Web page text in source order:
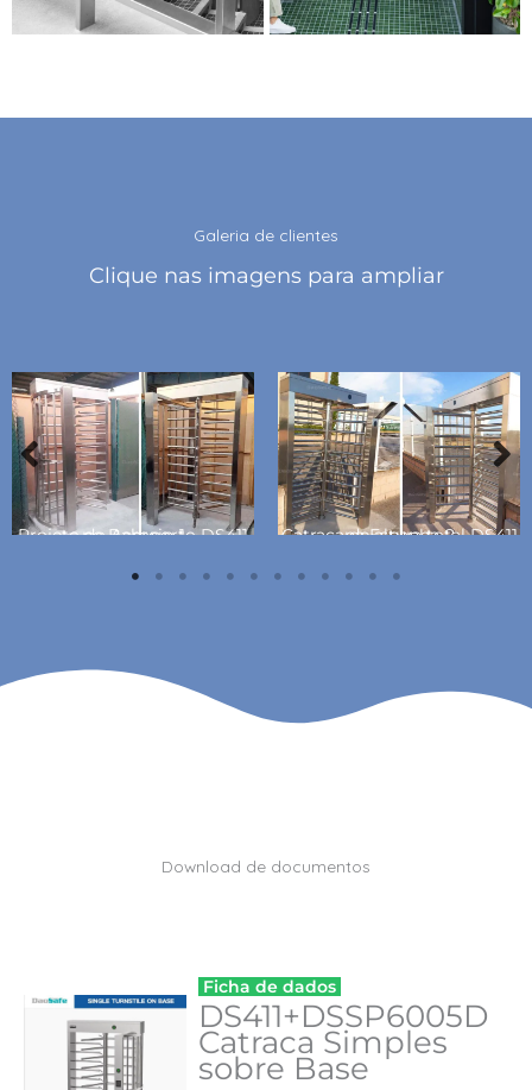
Galeria de clientes
Clique nas imagens para ampliar
Projeto do Aeroporto DS411 no Bahrein-1 Catraca de altura total DS411 na Espanha-2
Download de documentos
Ficha de dados
DS411+DSSP6005D
Catraca Simples
sobre Base